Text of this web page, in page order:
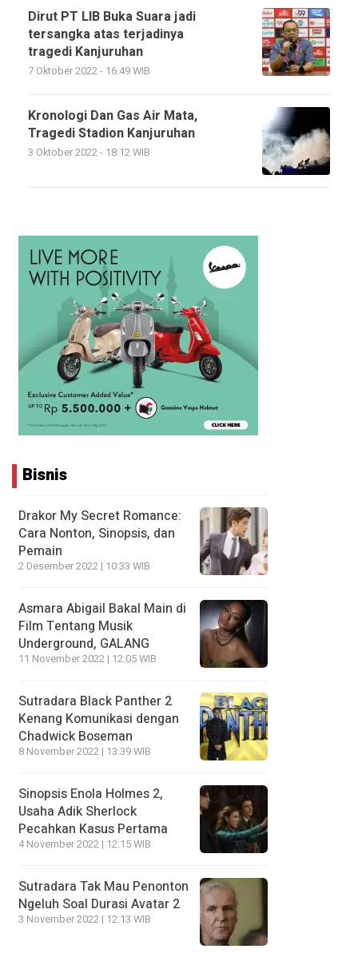
Dirut PT LIB Buka Suara jadi
tersangka atas terjadinya
tragedi Kanjuruhan
7 Oktober 2022 - 16:49 WIB
Kronologi Dan Gas Air Mata,
Tragedi Stadion Kanjuruhan
3 Oktober 2022 - 18:12 WIB
Bisnis
Drakor My Secret Romance:
Cara Nonton, Sinopsis, dan
Pemain
2 Desember 2022 | 10:33 WIB
Asmara Abigail Bakal Main di
Film Tentang Musik
Underground, GALANG
11 November 2022 | 12:05 WIB
Sutradara Black Panther 2
Kenang Komunikasi dengan
Chadwick Boseman
8 November 2022 | 13:39 WIB
Sinopsis Enola Holmes 2,
Usaha Adik Sherlock
Pecahkan Kasus Pertama
4 November 2022 | 12:15 WIB
Sutradara Tak Mau Penonton
Ngeluh Soal Durasi Avatar 2
3 November 2022 | 12:13 WIB